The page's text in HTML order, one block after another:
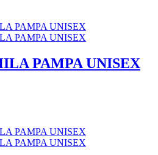
PAMPA UNISEX